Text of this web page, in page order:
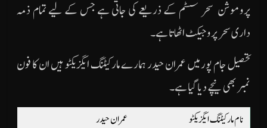
پروموشن سحر سسٹم کے ذریعے کی جاتی ہے جس کے لیے تمام ذمہ
داری سحر پروجیکٹ اٹھاتا ہے۔
تحصیل جام پور میں عمران حیدر ہمارے مارکیٹنگ ایگزیکٹو ہیں ان کا فون
نمبر بھی نیچے دیا گیا ہے۔
نام مارکیٹنگ ایگزیکٹو
عمران حیدر